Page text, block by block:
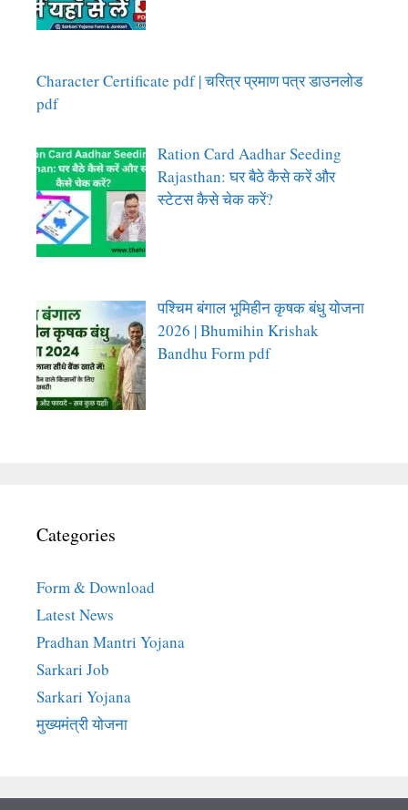
Character Certificate pdf | चरित्र प्रमाण पत्र डाउनलोड
pdf
Ration Card Aadhar Seeding
Rajasthan: घर बैठे कैसे करें और
स्टेटस कैसे चेक करें?
पश्चिम बंगाल भूमिहीन कृषक बंधु योजना
2026 | Bhumihin Krishak
Bandhu Form pdf
Categories
Form & Download
Latest News
Pradhan Mantri Yojana
Sarkari Job
Sarkari Yojana
मुख्यमंत्री योजना